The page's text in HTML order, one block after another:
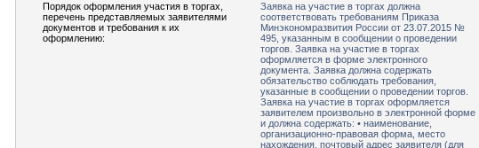
Порядок оформления участия в торгах,
перечень представляемых заявителями
документов и требования к их
оформлению:
Заявка на участие в торгах должна
соответствовать требованиям Приказа
Минэкономразвития России от 23.07.2015 №
495, указанным в сообщении о проведении
торгов. Заявка на участие в торгах
оформляется в форме электронного
документа. Заявка должна содержать
обязательство соблюдать требования,
указанные в сообщении о проведении торгов.
Заявка на участие в торгах оформляется
заявителем произвольно в электронной форме
и должна содержать: • наименование,
организационно-правовая форма, место
нахождения, почтовый адрес заявителя (для